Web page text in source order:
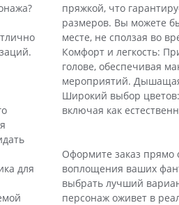
для
пряжкой, что
размеров. Вы можете
месте, не сползая во
Комфорт и легкость:
голове, обеспечивая
мероприятий. Дышащая
Широкий выбор
включая как
Оформите заказ прямо
воплощения ваших
выбрать лучший
персонаж оживет в